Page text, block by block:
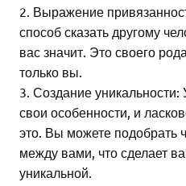
2. Выражение
способ сказать другому
вас значит. Это своего
только вы.
3. Создание уникальности:
свои особенности, и
это. Вы можете подобрать
между вами, что сделает
уникальной.